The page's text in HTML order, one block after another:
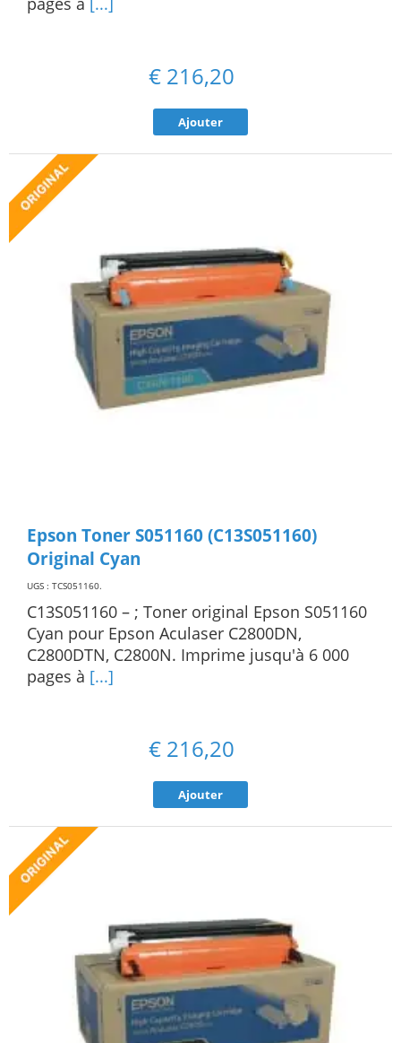
€ 216,20
Ajouter
Epson Toner S051160 (C13S051160)
Original Cyan
UGS : TCS051160.
C13S051160 – ; Toner original Epson S051160
Cyan pour Epson Aculaser C2800DN,
C2800DTN, C2800N. Imprime jusqu'à 6 000
pages à [...]
€ 216,20
Ajouter